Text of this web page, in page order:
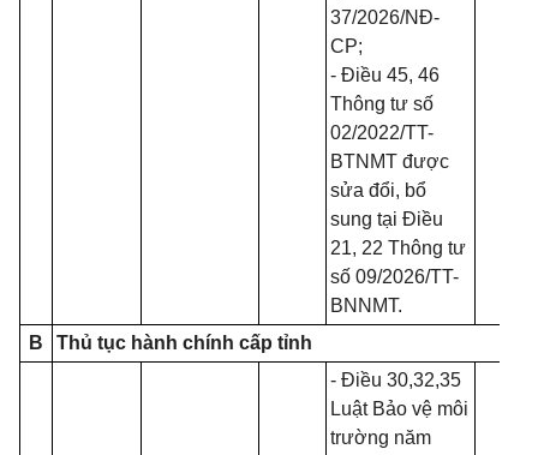
37/2026/NĐ-
CP;
- Điều 45, 46
Thông tư số
02/2022/TT-
BTNMT được
sửa đổi, bổ
sung tại Điều
21, 22 Thông tư
số 09/2026/TT-
BNNMT.
B Thủ tục hành chính cấp tỉnh
- Điều 30,32,35
Luật Bảo vệ môi
trường năm